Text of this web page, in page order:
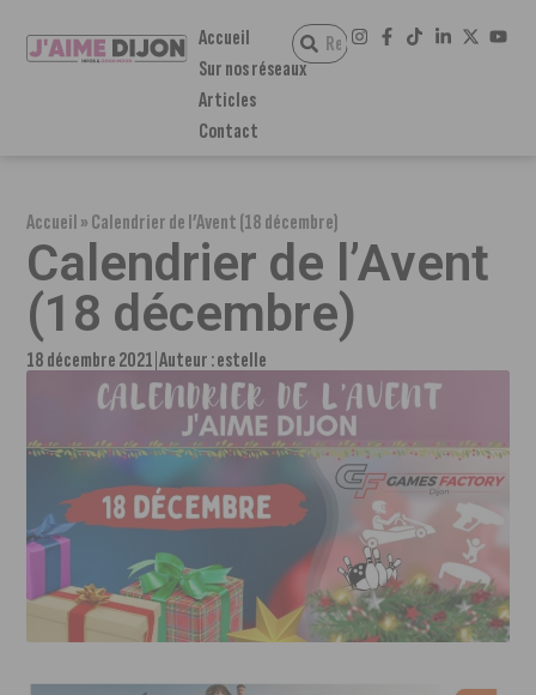
Accueil
Sur nos réseaux
Articles
Contact
Accueil»Calendrier de l’Avent (18 décembre)
Calendrier de l’Avent
(18 décembre)
18 décembre 2021 Auteur :estelle